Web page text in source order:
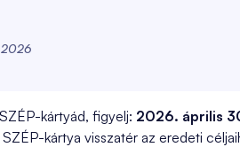
kártyád, figyelj: 2026. április
SZÉP-kártya visszatér az eredeti